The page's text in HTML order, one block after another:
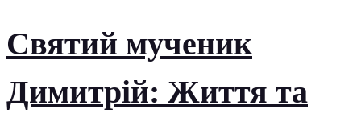
Святий мученик
Димитрій: Життя та